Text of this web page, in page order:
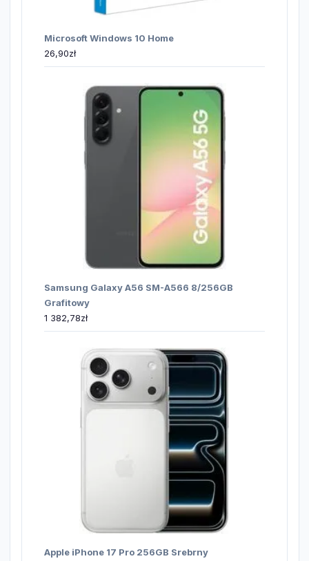
Microsoft Windows 10 Home
26,90zł
Samsung Galaxy A56 SM-A566 8/256GB
Grafitowy
1 382,78zł
Apple iPhone 17 Pro 256GB Srebrny